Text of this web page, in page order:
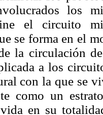
los
el circuito
se forma en el
la circulación
a los
con la que se
como un
en su